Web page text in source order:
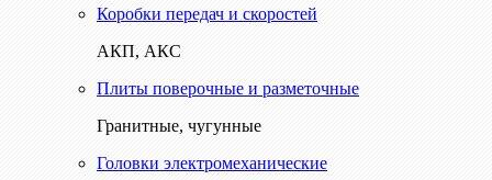
Коробки передач и скоростей
АКП, АКС
Плиты поверочные и разметочные
Гранитные, чугунные
Головки электромеханические